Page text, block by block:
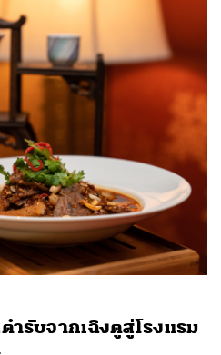
รับจากเฉิงตูสู่โรงแรม
LINE EMAIL